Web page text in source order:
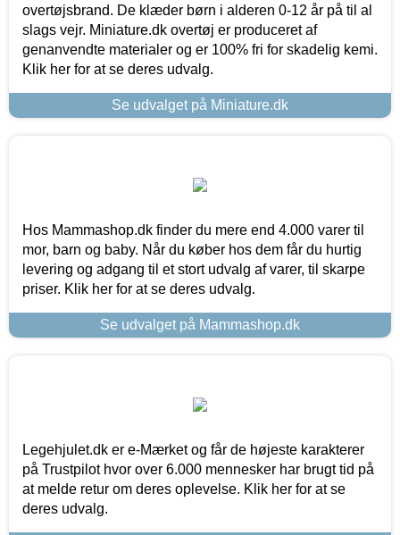
overtøjsbrand. De klæder børn i alderen 0-12 år på til al
slags vejr. Miniature.dk overtøj er produceret af
genanvendte materialer og er 100% fri for skadelig kemi.
Klik her for at se deres udvalg.
Se udvalget på Miniature.dk
Hos Mammashop.dk finder du mere end 4.000 varer til
mor, barn og baby. Når du køber hos dem får du hurtig
levering og adgang til et stort udvalg af varer, til skarpe
priser. Klik her for at se deres udvalg.
Se udvalget på Mammashop.dk
Legehjulet.dk er e-Mærket og får de højeste karakterer
på Trustpilot hvor over 6.000 mennesker har brugt tid på
at melde retur om deres oplevelse. Klik her for at se
deres udvalg.